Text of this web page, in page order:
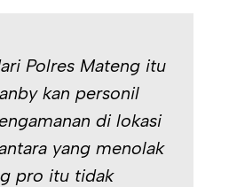
Polres Mateng itu
kan personil
di lokasi
yang menolak
pro itu tidak